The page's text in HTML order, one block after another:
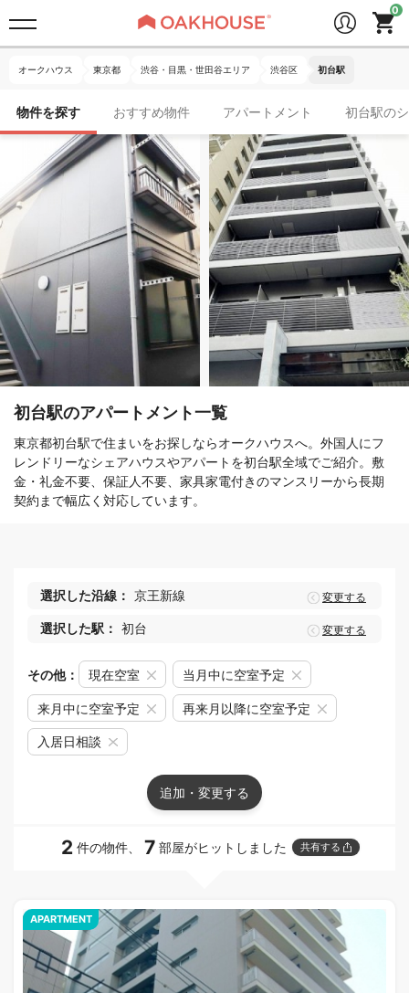
オークハウス 東京都 渋谷・目黒・世田谷エリア 渋谷区 初台駅
物件を探す おすすめ物件 アパートメント 初台駅の
初台駅のアパートメント一覧
東京都初台駅で住まいをお探しならオークハウスへ。外国人にフ
レンドリーなシェアハウスやアパートを初台駅全域でご紹介。敷
金・礼金不要、保証人不要、家具家電付きのマンスリーから長期
契約まで幅広く対応しています。
選択した沿線： 京王新線 変更する
選択した駅： 初台 変更する
その他： 現在空室 当月中に空室予定
来月中に空室予定 再来月以降に空室予定
入居日相談
追加・変更する
2 件の物件、 7 部屋がヒットしました 共有する
APARTMENT